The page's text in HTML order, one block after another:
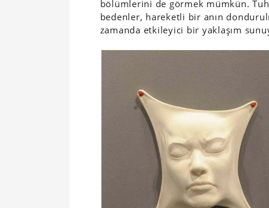
bölümlerini de görmek mümkün.
bedenler, hareketli bir anın
zamanda etkileyici bir yaklaşım